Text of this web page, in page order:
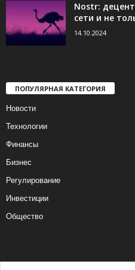
Nostr:
сети и не
14.10.2024
ПОПУЛЯРНАЯ КАТЕГОРИЯ
Новости
Технологии
Финансы
Бизнес
Регулирование
Инвестиции
Общество